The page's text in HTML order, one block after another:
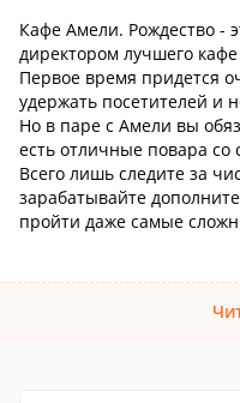
Кафе Амели. Рождество -
директором лучшего
Первое время придется
удержать посетителей и
Но в паре с Амели вы
есть отличные повара
Всего лишь следите за
зарабатывайте
пройти даже самые